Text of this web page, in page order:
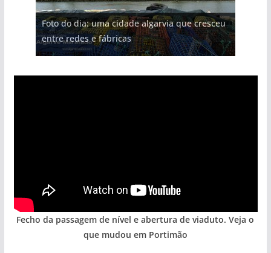
Foto do dia: uma cidade algarvia que cresceu
entre redes e fábricas
Tapas do mar a 3 euros cada. Nova rota
gastronómica nasce no Algarve
Milagre da água. Fontes emblemáticas do
Algarve voltam a ter vida (com vídeo)
Tempestades roubam areia de praias e põem
arribas em risco no Algarve (com vídeo)
Projeto milionário: investimento de 108
milhões de euros na construção de dois
hotéis (com vídeo)
Fecho da passagem de nível e abertura de viaduto. Veja o
que mudou em Portimão